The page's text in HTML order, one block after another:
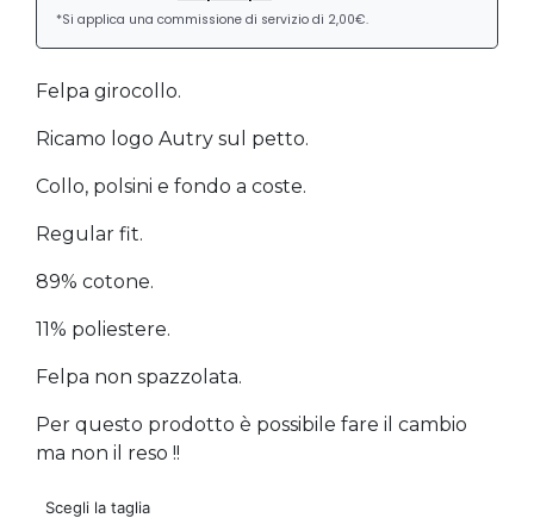
Felpa girocollo.
Ricamo logo Autry sul petto.
Collo, polsini e fondo a coste.
Regular fit.
89% cotone.
11% poliestere.
Felpa non spazzolata.
Per questo prodotto è possibile fare il cambio
ma non il reso !!
Scegli la taglia